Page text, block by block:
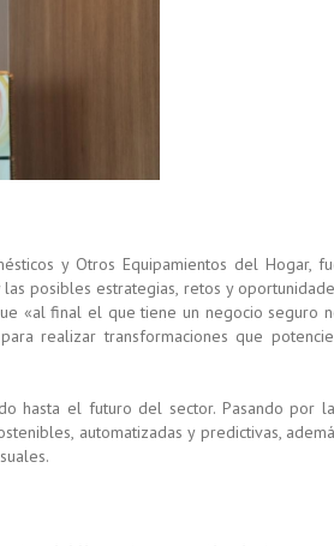
y Otros Equipamientos del Hogar,
posibles estrategias, retos y
«al final el que tiene un negocio seguro
realizar transformaciones que
hasta el futuro del sector. Pasando por
automatizadas y predictivas,